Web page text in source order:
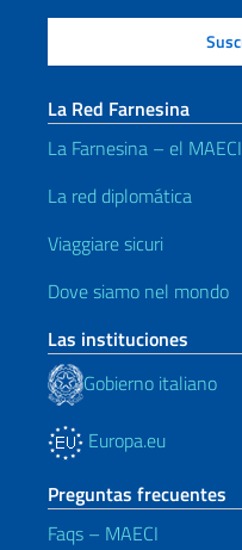
La Red Farnesina
La Farnesina – el MAECI
La red diplomática
Viaggiare sicuri
Dove siamo nel mondo
Las instituciones
Gobierno italiano
Europa.eu
Preguntas frecuentes
Faqs – MAECI